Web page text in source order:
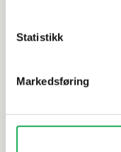
Statistikk
Markedsføring